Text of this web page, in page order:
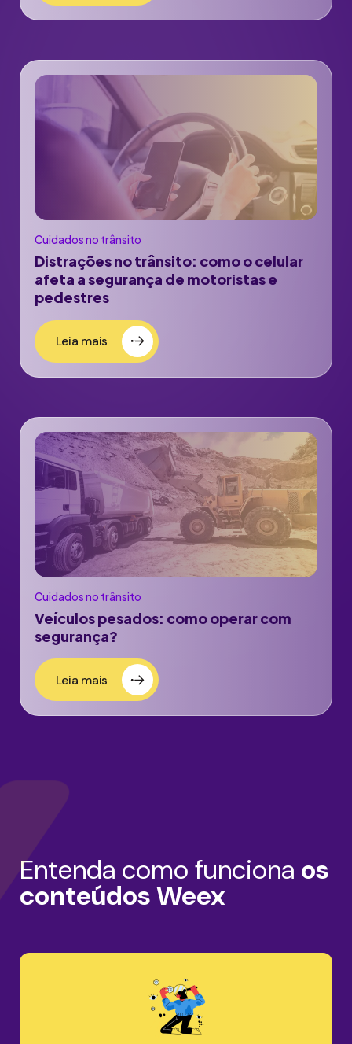
Cuidados no trânsito
Distrações no trânsito: como o celular
afeta a segurança de motoristas e
pedestres
Leia mais
Cuidados no trânsito
Veículos pesados: como operar com
segurança?
Leia mais
Entenda como funciona os
conteúdos Weex